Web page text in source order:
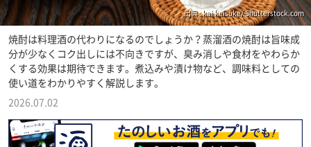
出典 : kai keisuke/ Shutterstock.com
焼酎は料理酒の代わりになるのでしょうか？蒸溜酒の焼酎は旨味成
分が少なくコク出しには不向きですが、臭み消しや食材をやわらか
くする効果は期待できます。煮込みや漬け物など、調味料としての
使い道をわかりやすく解説します。
2026.07.02